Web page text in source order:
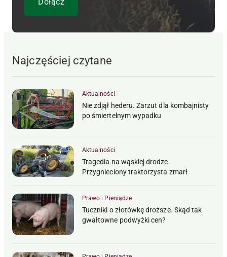
Najczęściej czytane
Aktualności
Nie zdjął hederu. Zarzut dla kombajnisty
po śmiertelnym wypadku
Aktualności
Tragedia na wąskiej drodze.
Przygnieciony traktorzysta zmarł
Prawo i Pieniądze
Tuczniki o złotówkę droższe. Skąd tak
gwałtowne podwyżki cen?